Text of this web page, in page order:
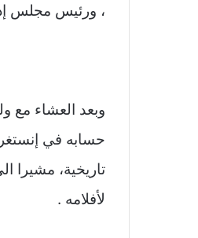
، ورئيس مجلس
وبعد العشاء مع
حسابه في
تاريخية، مشيرا
لأفلامه .